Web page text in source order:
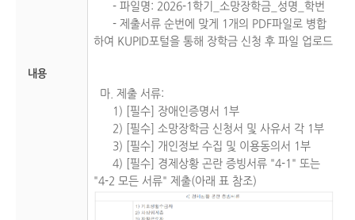
내용
- 파일명: 2026-1학기_소망장학금_성명_학번
- 제출서류 순번에 맞게 1개의 PDF파일로 병합
하여 KUPID포털을 통해 장학금 신청 후 파일 업로드
마. 제출 서류:
1) [필수] 장애인증명서 1부
2) [필수] 소망장학금 신청서 및 사유서 각 1부
3) [필수] 개인정보 수집 및 이용동의서 1부
4) [필수] 경제상황 곤란 증빙서류 "4-1" 또는
"4-2 모든 서류" 제출(아래 표 참조)